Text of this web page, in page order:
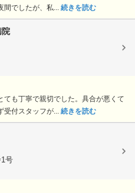
間でしたが、私... 続きを読む
院
ても丁寧で親切でした。具合が悪くて
受付スタッフが... 続きを読む
号